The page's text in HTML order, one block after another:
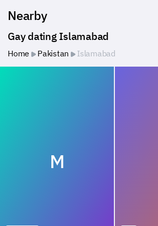
Nearby
Gay dating Islamabad
Home Pakistan Islamabad
M